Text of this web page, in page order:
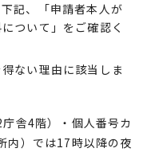
記、「申請者本人が
ついて」をご確認く
ない理由に該当しま
舎4階）・個人番号カ
内）では17時以降の夜